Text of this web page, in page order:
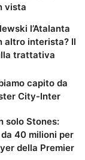
vista
l’Atalanta
altro interista? Il
trattativa
capito da
City-Inter
solo Stones:
40 milioni per
della Premier